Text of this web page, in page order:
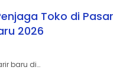
Toko di Pasar
2026
baru di…